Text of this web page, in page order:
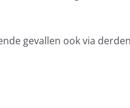
gevallen ook via